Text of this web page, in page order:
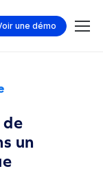
une démo
de
un